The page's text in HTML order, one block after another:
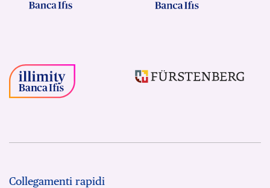
Collegamenti rapidi